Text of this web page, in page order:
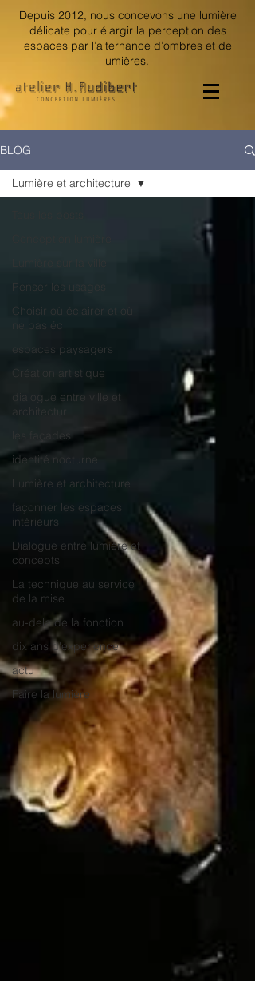
Depuis 2012, nous concevons une lumière
délicate pour élargir la perception des
espaces par l’alternance d’ombres et de
lumières.
BLOG
Penser les usages
Choisir où éclairer et où
ne pas éc
espaces paysagers
Création artistique
dialogue entre ville et
architectur
les façades
identité nocturne
Lumière et architecture
façonner les espaces
intérieurs
Dialogue entre lumière et
concepts
La technique au service
de la mise
au-dela de la fonction
dix ans d'experience
actu
Faire la lumière
Lumière et architecture